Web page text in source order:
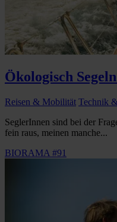
Ökologisch
Reisen & Mobilität Technik
SeglerInnen sind bei der
fein raus, meinen manche...
BIORAMA #91